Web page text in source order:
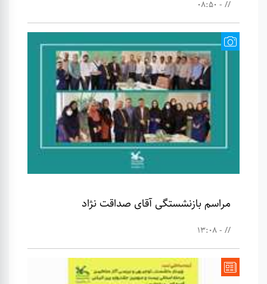
// - 08:50
مراسم بازنشستگی آقای صداقت نژاد
// - 13:08